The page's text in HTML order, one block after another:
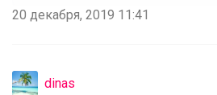
20 декабря, 2019 11:41
dinas